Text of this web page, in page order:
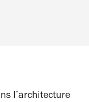
l’architecture